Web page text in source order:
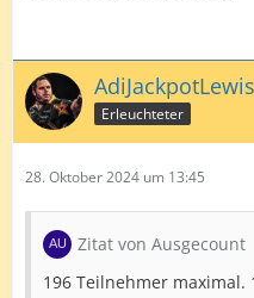
AdiJackpotLewis
Erleuchteter
28. Oktober 2024 um 13:45
Zitat von Ausgecount
196 Teilnehmer maximal.